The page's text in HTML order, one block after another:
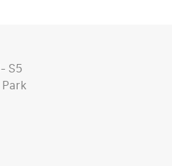
S5